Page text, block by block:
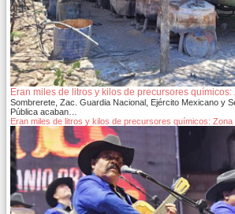
Eran miles de litros y kilos de precursores químicos:
Sombrerete, Zac. Guardia Nacional, Ejército Mexicano y
Pública acaban…
Eran miles de litros y kilos de precursores químicos: Zona